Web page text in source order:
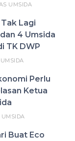
UMSIDA
Lagi
4 Umsida
TK DWP
Perlu
Ketua
Buat Eco